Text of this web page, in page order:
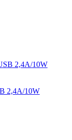
2,4A/10W